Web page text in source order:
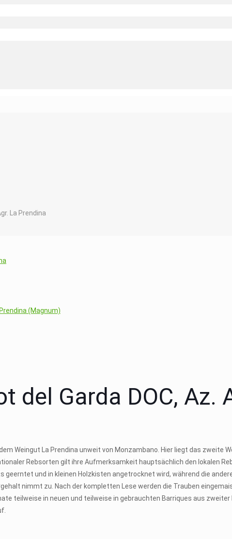
La Prendina
Prendina (Magnum)
del Garda DOC, Az.
Weingut La Prendina unweit von Monzambano. Hier liegt das zweite
Rebsorten gilt ihre Aufmerksamkeit hauptsächlich den lokalen
geerntet und in kleinen Holzkisten angetrocknet wird, während die
nimmt zu. Nach der kompletten Lese werden die Trauben
teilweise in neuen und teilweise in gebrauchten Barriques aus